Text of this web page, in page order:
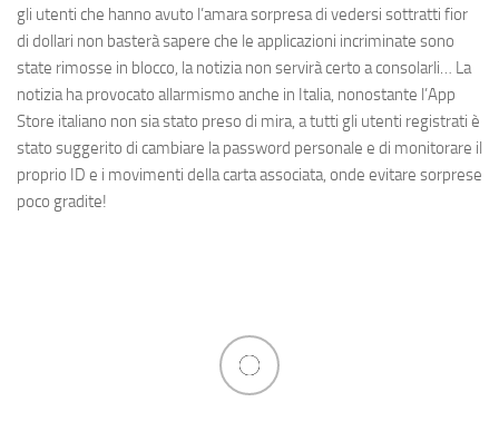
gli utenti che hanno avuto l’amara sorpresa di vedersi sottratti fior
di dollari non basterà sapere che le applicazioni incriminate sono
state rimosse in blocco, la notizia non servirà certo a consolarli… La
notizia ha provocato allarmismo anche in Italia, nonostante l’App
Store italiano non sia stato preso di mira, a tutti gli utenti registrati è
stato suggerito di cambiare la password personale e di monitorare il
proprio ID e i movimenti della carta associata, onde evitare sorprese
poco gradite!